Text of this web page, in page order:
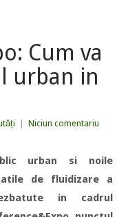
Cum va
urban in
Niciun comentariu
urban si noile
de fluidizare a
in cadrul